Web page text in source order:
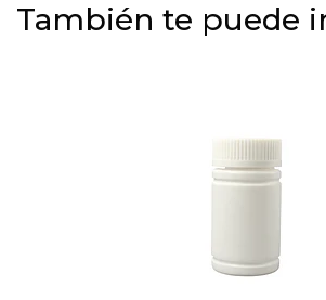
También te puede